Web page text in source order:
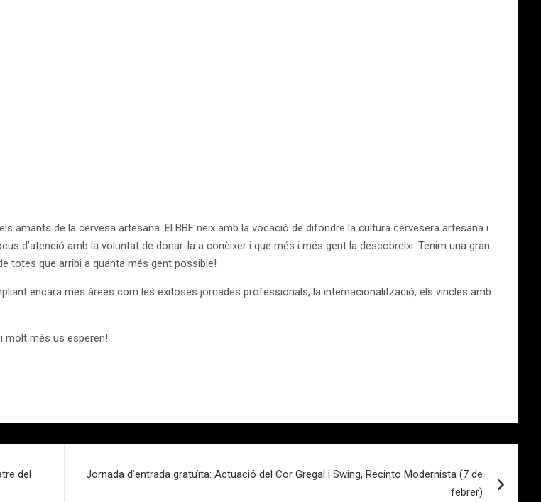
amants de la cervesa artesana. El BBF neix amb la vocació de difondre la cultura cervesera artesana i
d’atenció amb la voluntat de donar-la a conèixer i que més i més gent la descobreixi. Tenim una gran
totes que arribi a quanta més gent possible!
encara més àrees com les exitoses jornades professionals, la internacionalització, els vincles amb
molt més us esperen!
del
Jornada d’entrada gratuïta: Actuació del Cor Gregal i Swing, Recinto Modernista (7 de
febrer)